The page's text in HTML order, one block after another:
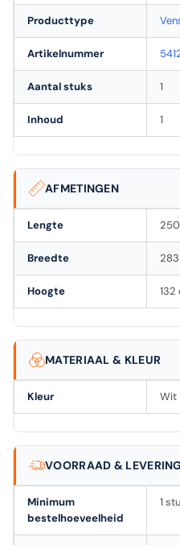
Producttype
Artikelnummer
Aantal stuks 1
Inhoud 1
AFMETINGEN
Lengte
Breedte
Hoogte 132
MATERIAAL & KLEUR
Kleur Wit
VOORRAAD & LEVERING
Minimum
bestelhoeveelheid
1